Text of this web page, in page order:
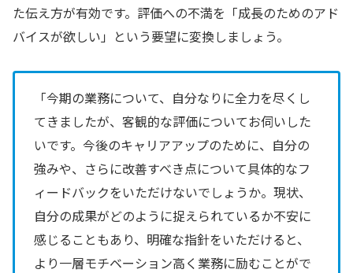
た伝え方が有効です。評価への不満を「成長のためのアド
バイスが欲しい」という要望に変換しましょう。
「今期の業務について、自分なりに全力を尽くし
てきましたが、客観的な評価についてお伺いした
いです。今後のキャリアアップのために、自分の
強みや、さらに改善すべき点について具体的なフ
ィードバックをいただけないでしょうか。現状、
自分の成果がどのように捉えられているか不安に
感じることもあり、明確な指針をいただけると、
より一層モチベーション高く業務に励むことがで